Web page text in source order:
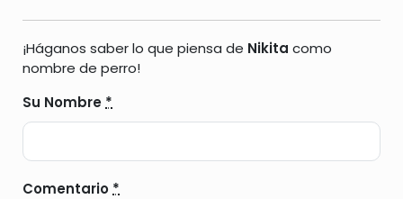
¡Háganos saber lo que piensa de Nikita como
nombre de perro!
Su Nombre *
Comentario *